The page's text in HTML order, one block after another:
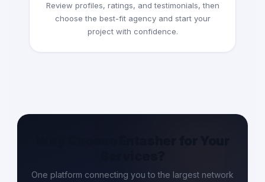
Review profiles, ratings, and testimonials, then
choose the best-fit agency and start your
project with confidence.
One platform connecting you to the largest network